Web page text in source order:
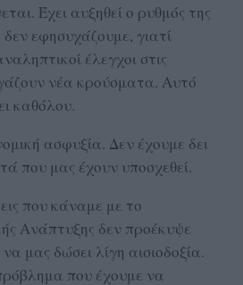
Έχει αυξηθεί ο ρυθμός της
εφησυχάζουμε, γιατί
έλεγχοι στις
νέα κρούσματα. Αυτό
καθόλου.
ασφυξία. Δεν έχουμε δει
που μας έχουν υποσχεθεί.
που κάναμε με το
Ανάπτυξης δεν προέκυψε
μας δώσει λίγη αισιοδοξία.
που έχουμε να